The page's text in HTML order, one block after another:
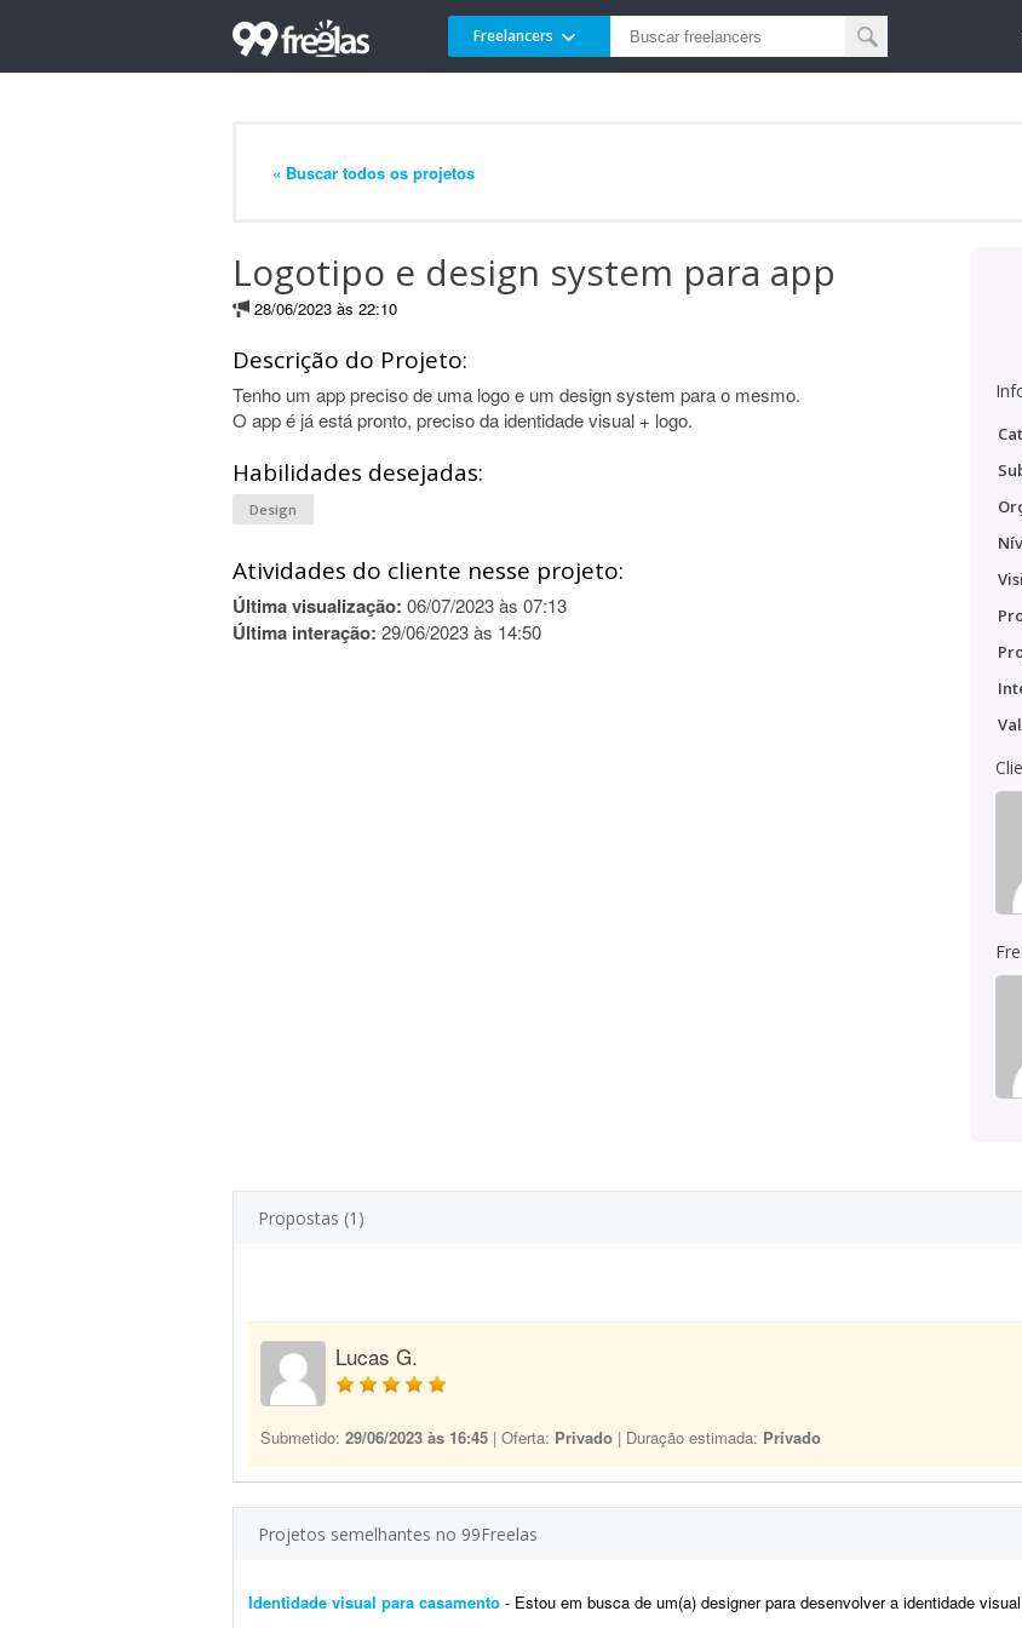
Freelancers
« Buscar todos os projetos
Logotipo e design system para app
28/06/2023 às 22:10
Descrição do Projeto:
Tenho um app preciso de uma logo e um design system para o mesmo.
O app é já está pronto, preciso da identidade visual + logo.
Habilidades desejadas:
Design
Atividades do cliente nesse projeto:
Última visualização: 06/07/2023 às 07:13
Última interação: 29/06/2023 às 14:50
Propostas (1)
Lucas G.
Submetido: 29/06/2023 às 16:45 | Oferta: Privado | Duração estimada: Privado
Projetos semelhantes no 99Freelas
Identidade visual para casamento - Estou em busca de um(a) designer para desenvolver a identidade visual para o meu casamento. O estilo será